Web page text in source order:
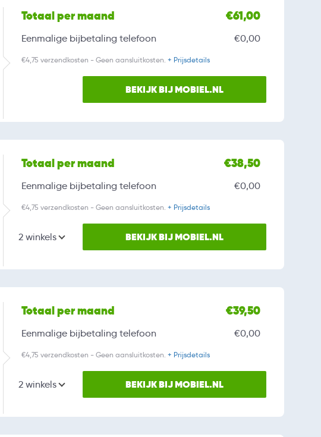
Totaal per maand €61,00
Eenmalige bijbetaling telefoon €0,00
€4,75 verzendkosten - Geen aansluitkosten. + Prijsdetails
BEKIJK BIJ MOBIEL.NL
Totaal per maand €38,50
Eenmalige bijbetaling telefoon €0,00
€4,75 verzendkosten - Geen aansluitkosten. + Prijsdetails
2 winkels BEKIJK BIJ MOBIEL.NL
Totaal per maand €39,50
Eenmalige bijbetaling telefoon €0,00
€4,75 verzendkosten - Geen aansluitkosten. + Prijsdetails
2 winkels BEKIJK BIJ MOBIEL.NL